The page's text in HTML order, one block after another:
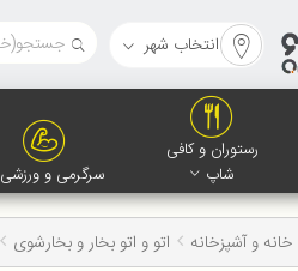
انتخاب شهر
رستوران و کافی
شاپ
سرگرمی و ورزشی
خانه و آشپزخانه اتو و اتو بخار و بخارشوی